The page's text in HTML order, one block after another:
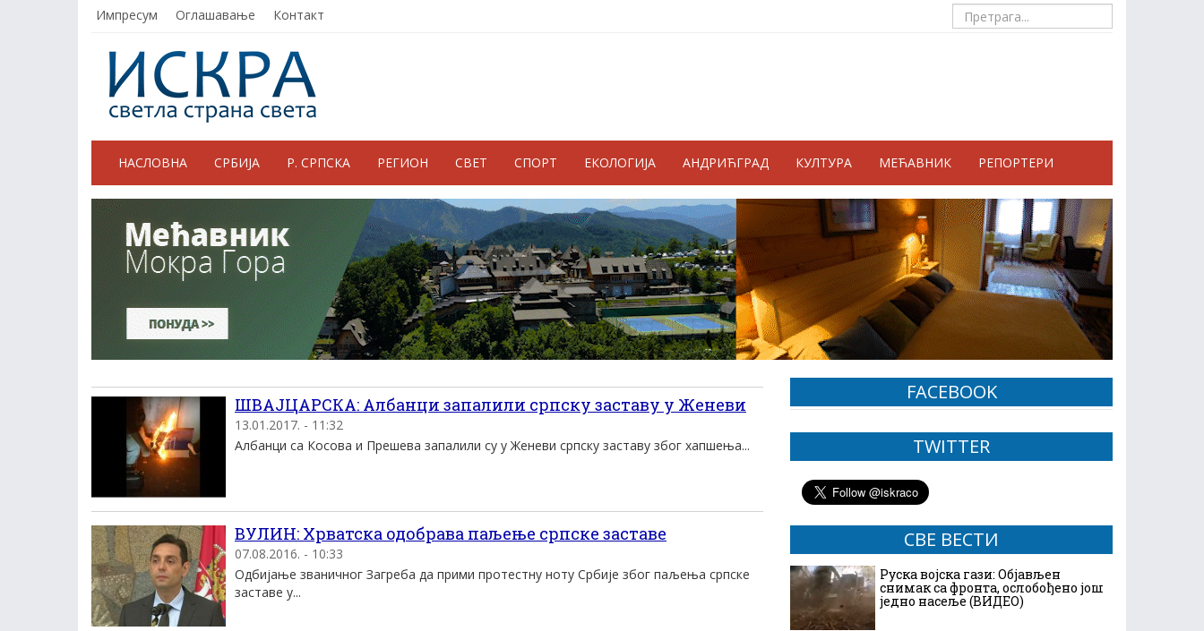
Импресум Оглашавање Контакт
НАСЛОВНА СРБИЈА Р. СРПСКА РЕГИОН СВЕТ СПОРТ ЕКОЛОГИЈА АНДРИЋГРАД КУЛТУРА МЕЋАВНИК РЕПОРТЕРИ
ШВАЈЦАРСКА: Албанци запалили српску заставу у Женеви
13.01.2017. - 11:32
Албанци са Косова и Прешева запалили су у Женеви српску заставу због хапшења...
ВУЛИН: Хрватска одобрава паљење српске заставе
07.08.2016. - 10:33
Oдбиjање званичног Загреба да прими протестну ноту Србиjе због паљења српске
заставе у...
FACEBOOK
TWITTER
СВЕ ВЕСТИ
Руска војска гази: Објављен
снимак са фронта, ослобођено још
једно насеље (ВИДЕО)